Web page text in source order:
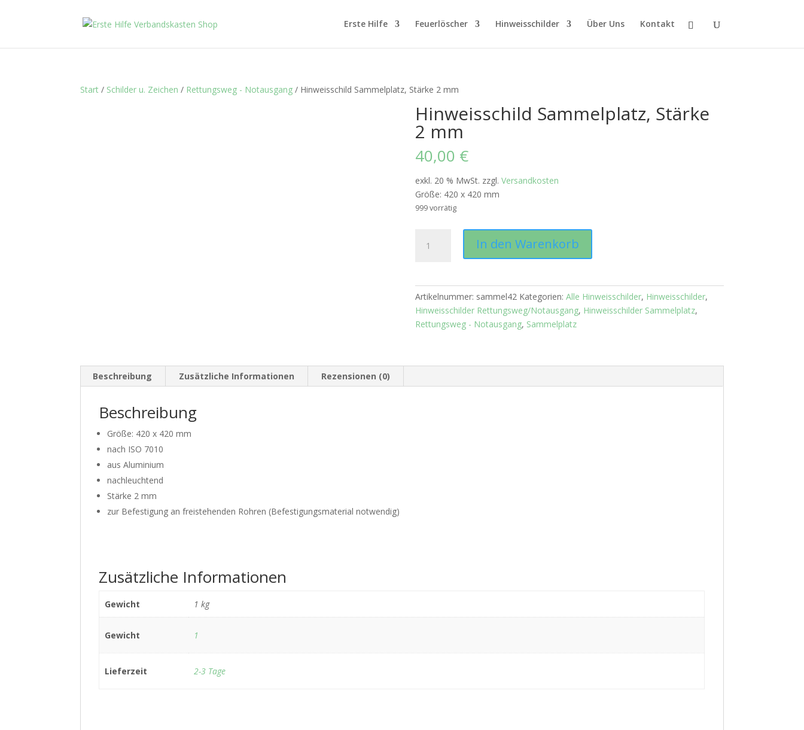
Erste Hilfe Feuerlöscher Hinweisschilder Über Uns Kontakt
Start / Schilder u. Zeichen / Rettungsweg - Notausgang / Hinweisschild Sammelplatz, Stärke 2 mm
Hinweisschild Sammelplatz, Stärke
2 mm
40,00 €
exkl. 20 % MwSt. zzgl. Versandkosten
Größe: 420 x 420 mm
999 vorrätig
Sammelplatz,
mm
In den Warenkorb
Artikelnummer: sammel42 Kategorien: Alle Hinweisschilder, Hinweisschilder,
Hinweisschilder Rettungsweg/Notausgang, Hinweisschilder Sammelplatz,
Rettungsweg - Notausgang, Sammelplatz
Beschreibung Zusätzliche Informationen Rezensionen (0)
Beschreibung
Größe: 420 x 420 mm
nach ISO 7010
aus Aluminium
nachleuchtend
Stärke 2 mm
zur Befestigung an freistehenden Rohren (Befestigungsmaterial notwendig)
Zusätzliche Informationen
Gewicht 1 kg
Gewicht 1
Lieferzeit 2-3 Tage